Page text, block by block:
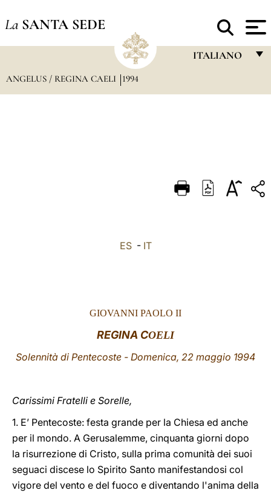
La SANTA SEDE
ITALIANO
DEUTSCH
ANGELUS / REGINA CAELI 1994
ES- IT
GIOVANNI PAOLO II
REGINA COELI
Solennità di Pentecoste - Domenica, 22 maggio 1994
Carissimi Fratelli e Sorelle,
1. E’ Pentecoste: festa grande per la Chiesa ed anche
per il mondo. A Gerusalemme, cinquanta giorni dopo
la risurrezione di Cristo, sulla prima comunità dei suoi
seguaci discese lo Spirito Santo manifestandosi col
vigore del vento e del fuoco e diventando l'anima della